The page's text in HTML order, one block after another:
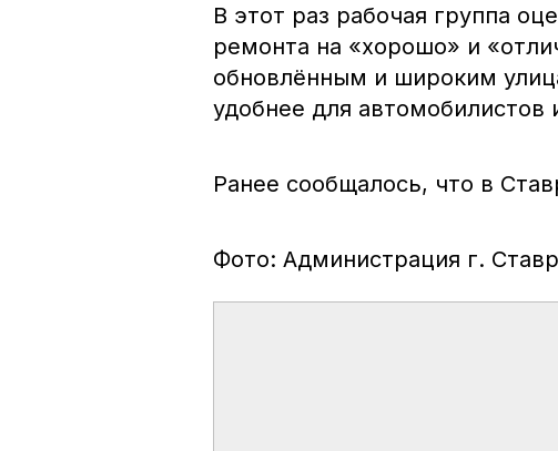
В этот раз рабочая группа
ремонта на «хорошо» и
обновлённым и широким
удобнее для
Ранее сообщалось, что в
Фото: Администрация г.